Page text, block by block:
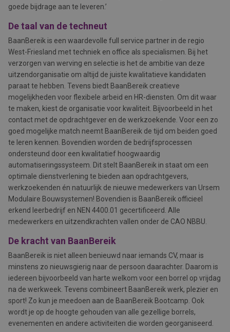
goede bijdrage aan te leveren.’
De taal van de techneut
BaanBereik is een waardevolle full service partner in de regio
West-Friesland met techniek en office als specialismen. Bij het
verzorgen van werving en selectie is het de ambitie van deze
uitzendorganisatie om altijd de juiste kwalitatieve kandidaten
paraat te hebben. Tevens biedt BaanBereik creatieve
mogelijkheden voor flexibele arbeid en HR-diensten. Om dit waar
te maken, kiest de organisatie voor kwaliteit. Bijvoorbeeld in het
contact met de opdrachtgever en de werkzoekende. Voor een zo
goed mogelijke match neemt BaanBereik de tijd om beiden goed
te leren kennen. Bovendien worden de bedrijfsprocessen
ondersteund door een kwalitatief hoogwaardig
automatiseringssysteem. Dit stelt BaanBereik in staat om een
optimale dienstverlening te bieden aan opdrachtgevers,
werkzoekenden én natuurlijk de nieuwe medewerkers van Ursem
Modulaire Bouwsystemen! Bovendien is BaanBereik officieel
erkend leerbedrijf en NEN 4400.01 gecertificeerd. Alle
medewerkers en uitzendkrachten vallen onder de CAO NBBU.
De kracht van BaanBereik
BaanBereik is niet alleen benieuwd naar iemands CV, maar is
minstens zo nieuwsgierig naar de persoon daarachter. Daarom is
iedereen bijvoorbeeld van harte welkom voor een borrel op vrijdag
na de werkweek. Tevens combineert BaanBereik werk, plezier en
sport! Zo kun je meedoen aan de BaanBereik Bootcamp. Ook
wordt je op de hoogte gehouden van alle gezellige borrels,
evenementen en andere activiteiten die worden georganiseerd.